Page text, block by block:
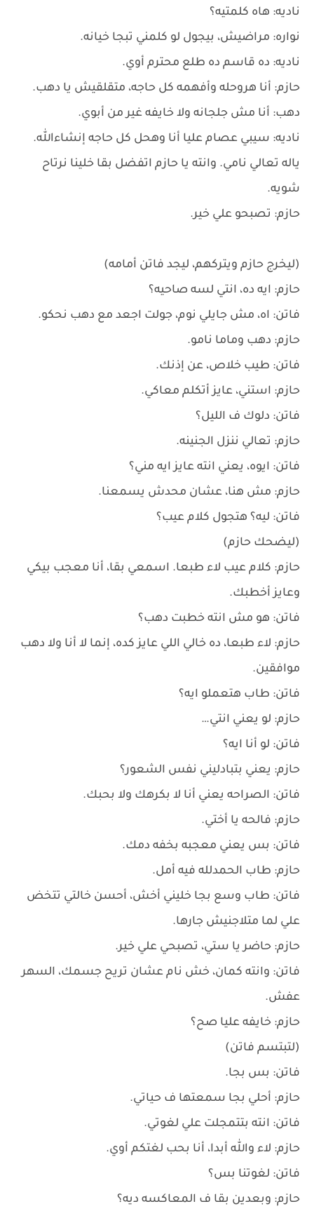
ناديه: هاه كلمتيه؟
نواره: مراضيش، بيجول لو كلمني تبجا خيانه.
ناديه: ده قاسم ده طلع محترم أوي.
حازم: أنا هروحله وأفهمه كل حاجه، متقلقيش يا دهب.
دهب: أنا مش جلجانه ولا خايفه غير من أبوي.
ناديه: سيبي عصام عليا أنا وهحل كل حاجه إنشاءالله.
ياله تعالي نامي. وانته يا حازم اتفضل بقا خلينا نرتاح
شويه.
حازم: تصبحو علي خير.
(ليخرج حازم ويتركهم، ليجد فاتن أمامه)
حازم: ايه ده، انتي لسه صاحيه؟
فاتن: اه، مش جايلي نوم، جولت اجعد مع دهب نحكو.
حازم: دهب وماما نامو.
فاتن: طيب خلاص، عن إذنك.
حازم: استني، عايز أتكلم معاكي.
فاتن: دلوك ف الليل؟
حازم: تعالي ننزل الجنينه.
فاتن: ايوه، يعني انته عايز ايه مني؟
حازم: مش هنا، عشان محدش يسمعنا.
فاتن: ليه؟ هتجول كلام عيب؟
(ليضحك حازم)
حازم: كلام عيب لاء طبعا. اسمعي بقا، أنا معجب بيكي
وعايز أخطبك.
فاتن: هو مش انته خطبت دهب؟
حازم: لاء طبعا، ده خالي اللي عايز كده، إنما لا أنا ولا دهب
موافقين.
فاتن: طاب هتعملو ايه؟
حازم: لو يعني انتي…
فاتن: لو أنا ايه؟
حازم: يعني بتبادليني نفس الشعور؟
فاتن: الصراحه يعني أنا لا بكرهك ولا بحبك.
حازم: فالحه يا أختي.
فاتن: بس يعني معجبه بخفه دمك.
حازم: طاب الحمدلله فيه أمل.
فاتن: طاب وسع بجا خليني أخش، أحسن خالتي تتخض
علي لما متلاجنيش جارها.
حازم: حاضر يا ستي، تصبحي علي خير.
فاتن: وانته كمان، خش نام عشان تريح جسمك، السهر
عفش.
حازم: خايفه عليا صح؟
(لتبتسم فاتن)
فاتن: بس بجا.
حازم: أحلي بجا سمعتها ف حياتي.
فاتن: انته بتتمجلت علي لغوتي.
حازم: لاء والله أبدا، أنا بحب لغتكم أوي.
فاتن: لغوتنا بس؟
حازم: وبعدين بقا ف المعاكسه ديه؟